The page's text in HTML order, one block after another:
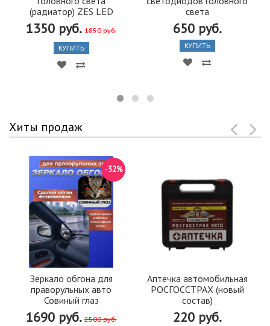
(радиатор) ZES LED
1350 руб. 1850 руб.
КУПИТЬ
света
650 руб.
КУПИТЬ
Хиты продаж
Зеркало обгона для
праворульных авто
Совиный глаз
1690 руб. 2500 руб.
-32%
Аптечка автомобильная
РОСГОССТРАХ (новый
состав)
220 руб.